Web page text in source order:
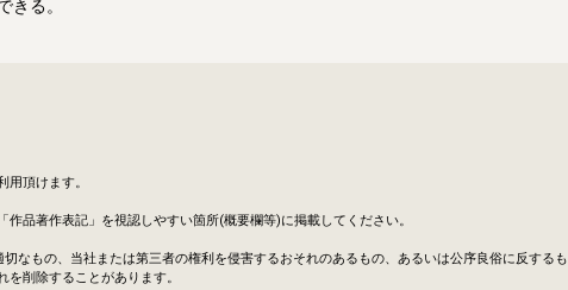
きる。
頂けます。
品著作表記」を視認しやすい箇所(概要欄等)に掲載してください。
なもの、当社または第三者の権利を侵害するおそれのあるもの、あるいは公序良俗に反するも
削除することがあります。